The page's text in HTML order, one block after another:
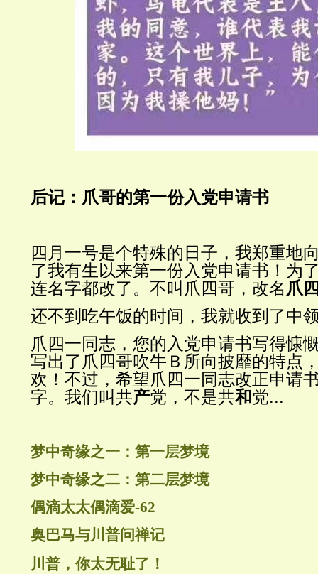
后记：爪哥的第一份入党申请书
四月一号是个特殊的日子，我郑重地
了我有生以来第一份入党申请书！为
连名字都改了。不叫爪四哥，改名 爪
还不到吃午饭的时间，我就收到了中
爪四一同志，您的入党申请书写得慷
写出了爪四哥吹牛Ｂ所向披靡的特点
欢！不过，希望爪四一同志改正申请
字。我们叫共产党，不是共和党...
梦中奇缘之一：第一层梦境
梦中奇缘之二：第二层梦境
偶滴太太偶滴爱-62
奥巴马与川普问禅记
川普，你太无耻了！